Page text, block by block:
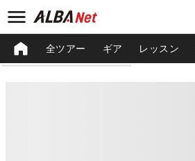
全ツアー ギア レッスン